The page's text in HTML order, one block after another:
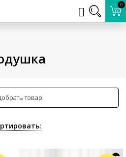
0
товар